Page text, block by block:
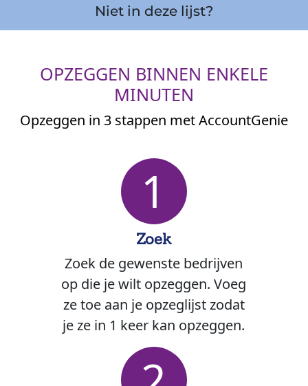
Niet in deze lijst?
OPZEGGEN BINNEN ENKELE
MINUTEN
Opzeggen in 3 stappen met AccountGenie
1
Zoek
Zoek de gewenste bedrijven
op die je wilt opzeggen. Voeg
ze toe aan je opzeglijst zodat
je ze in 1 keer kan opzeggen.